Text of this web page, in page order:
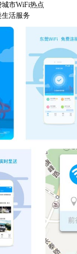
城市WiFi热点
生活服务